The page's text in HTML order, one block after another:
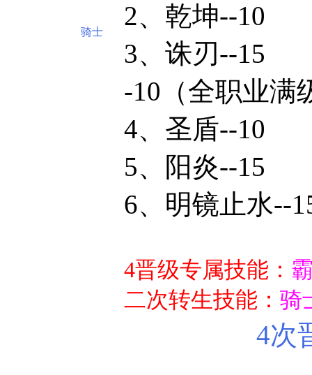
骑士
2、乾坤
3、诛刃
-10（全职业满
4、圣盾
5、阳炎
6、明镜止水--
4晋级专属技能：
二次转生技能： 骑
4次